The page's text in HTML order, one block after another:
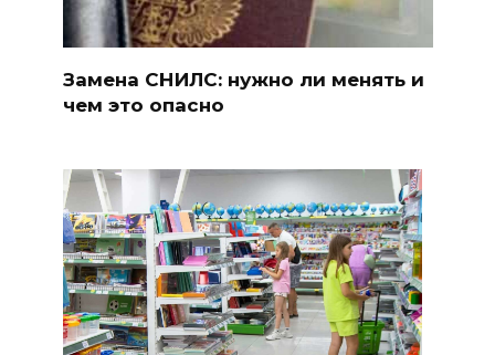
Замена СНИЛС: нужно ли менять и
чем это опасно